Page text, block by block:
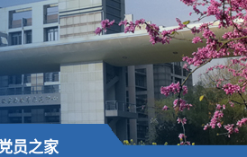
员之家